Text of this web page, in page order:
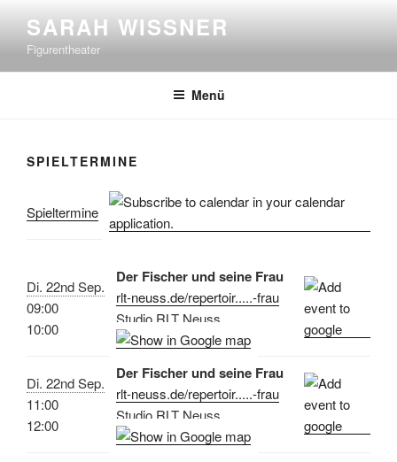
Inhalt
springen
SARAH WISSNER
Figurentheater
Menü
SPIELTERMINE
Spieltermine
Di. 22nd Sep.
09:00
10:00
Der Fischer und seine Frau
rlt-neuss.de/repertoir.....-frau
Studio RLT Neuss
Di. 22nd Sep.
11:00
12:00
Der Fischer und seine Frau
rlt-neuss.de/repertoir.....-frau
Studio RLT Neuss